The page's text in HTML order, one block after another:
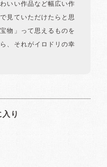
いい作品など幅広い作
見ていただけたらと思
物」って思えるものを
、それがイロドリの幸
入り